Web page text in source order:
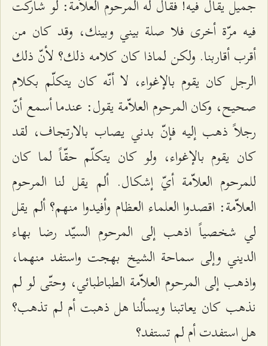
جميل يقال فيه! فقال له المرحوم العلاّمة: لو شاركت
فيه مرّة أخرى فلا صلة بيني وبينك، وقد كان من
أقرب أقاربنا. ولكن لماذا كان كلامه ذلك؟ لأنّ ذلك
الرجل كان يقوم بالإغواء، لا أنّه كان يتكلّم بكلام
صحيح، وكان المرحوم العلاّمة يقول: عندما أسمع أنّ
رجلاً ذهب إليه فإنّ بدني يصاب بالارتجاف، لقد
كان يقوم بالإغواء، ولو كان يتكلّم حقّاً لما كان
للمرحوم العلاّمة أيّ إشكال. ألم يقل لنا المرحوم
العلاّمة: اقصدوا العلماء العظام وأفيدوا منهم؟ ألم يقل
لي شخصياً اذهب إلى المرحوم السيّد رضا بهاء
الديني وإلى سماحة الشيخ بهجت واستفد منهما،
واذهب إلى المرحوم العلاّمة الطباطبائي، وحتّى لو لم
نذهب كان يعاتبنا ويسألنا هل ذهبت أم لم تذهب؟
هل استفدت أم لم تستفد؟